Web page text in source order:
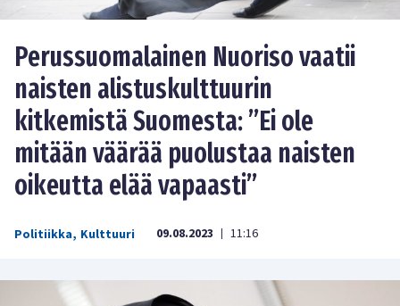
Perussuomalainen Nuoriso vaatii
naisten alistuskulttuurin
kitkemistä Suomesta: ”Ei ole
mitään väärää puolustaa naisten
oikeutta elää vapaasti”
Politiikka, Kulttuuri 09.08.2023 | 11:16